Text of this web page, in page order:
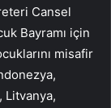
Cansel
Bayramı için
misafir
Litvanya,